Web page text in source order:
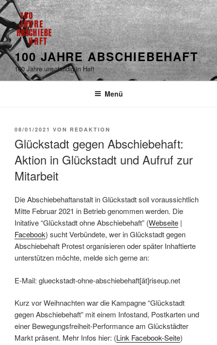
100 JAHRE ABSCHIEBEHAFT
100 Jahre unschuldig in Haft
Menü
08/01/2021 VON REDAKTION
Glückstadt gegen Abschiebehaft:
Aktion in Glückstadt und Aufruf zur
Mitarbeit
Die Abschiebehaftanstalt in Glückstadt soll voraussichtlich
Mitte Februar 2021 in Betrieb genommen werden. Die
Initative “Glückstadt ohne Abschiebehaft” (Webseite |
Facebook) sucht Verbündete, wer in Glückstadt gegen
Abschiebehaft Protest organisieren oder später Inhaftierte
unterstützen möchte, melde sich gerne an:
E-Mail: glueckstadt-ohne-abschiebehaft[ät]riseup.net
Kurz vor Weihnachten war die Kampagne “Glückstadt
gegen Abschiebehaft” mit einem Infostand, Postkarten und
einer Bewegungsfreiheit-Performance am Glückstädter
Markt präsent. Mehr Infos hier: (Link Facebook-Seite)